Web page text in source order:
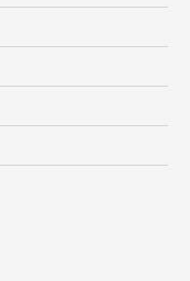
Girişimleri Haritası